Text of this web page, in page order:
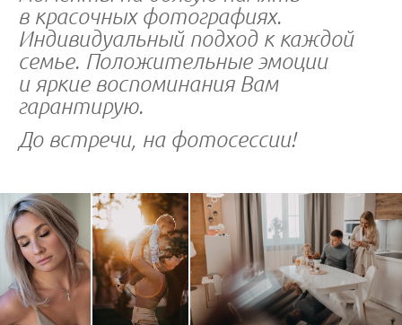
в красочных фотографиях.
Индивидуальный подход к каждой
семье. Положительные эмоции
и яркие воспоминания Вам
гарантирую.
До встречи, на фотосессии!